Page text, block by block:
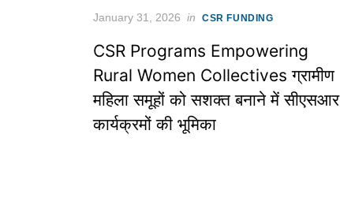
Posted
January 31, 2026 in CSR FUNDING
CSR Programs Empowering
Rural Women Collectives ग्रामीण
महिला समूहों को सशक्त बनाने में सीएसआर
कार्यक्रमों की भूमिका